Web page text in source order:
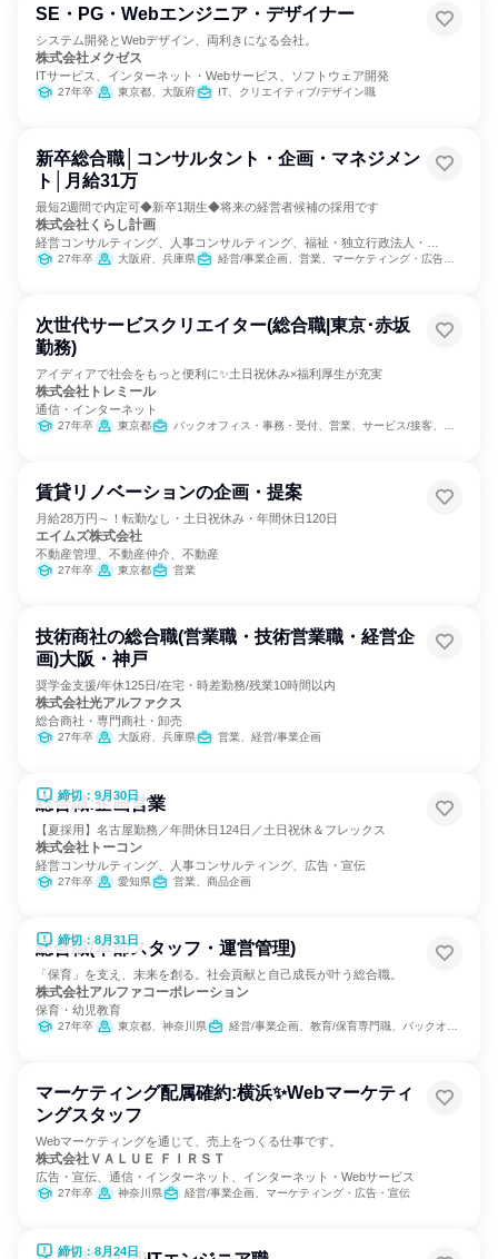
SE・PG・Webエンジニア・デザイナー
システム開発とWebデザイン、両利きになる会社。
株式会社メクゼス
ITサービス、インターネット・Webサービス、ソフトウェア開発
27年卒 東京都、大阪府 IT、クリエイティブ/デザイン職
新卒総合職│コンサルタント・企画・マネジメン
ト│月給31万
最短2週間で内定可◆新卒1期生◆将来の経営者候補の採用です
株式会社くらし計画
経営コンサルティング、人事コンサルティング、福祉・独立行政法人・
NGO・NPO
27年卒 大阪府、兵庫県 経営/事業企画、営業、マーケティング・広告・宣伝
次世代サービスクリエイター(総合職|東京･赤坂
勤務)
アイディアで社会をもっと便利に✨土日祝休み×福利厚生が充実
株式会社トレミール
通信・インターネット
27年卒 東京都 バックオフィス・事務・受付、営業、サービス/接客、経営/事業企画、SCM/生産管理/購買/物流、組織運営管理・公務員・事務系職種、出版/メディア/芸能/エンタメ専門職、クリエイティブ/デザイン職、商品企画、マーケティング・広告・宣伝
賃貸リノベーションの企画・提案
月給28万円～！転勤なし・土日祝休み・年間休日120日
エイムズ株式会社
不動産管理、不動産仲介、不動産
27年卒 東京都 営業
技術商社の総合職(営業職・技術営業職・経営企
画)大阪・神戸
奨学金支援/年休125日/在宅・時差勤務/残業10時間以内
株式会社光アルファクス
総合商社・専門商社・卸売
27年卒 大阪府、兵庫県 営業、経営/事業企画
締切：9月30日
総合職:企画営業
【夏採用】名古屋勤務／年間休日124日／土日祝休＆フレックス
株式会社トーコン
経営コンサルティング、人事コンサルティング、広告・宣伝
27年卒 愛知県 営業、商品企画
締切：8月31日
総合職(本部スタッフ・運営管理)
「保育」を支え、未来を創る。社会貢献と自己成長が叶う総合職。
株式会社アルファコーポレーション
保育・幼児教育
27年卒 東京都、神奈川県 経営/事業企画、教育/保育専門職、バックオフィス・事務・受付、人事
マーケティング配属確約:横浜✨Webマーケティ
ングスタッフ
Webマーケティングを通じて、売上をつくる仕事です。
株式会社ＶＡＬＵＥ ＦＩＲＳＴ
広告・宣伝、通信・インターネット、インターネット・Webサービス
27年卒 神奈川県 経営/事業企画、マーケティング・広告・宣伝
締切：8月24日